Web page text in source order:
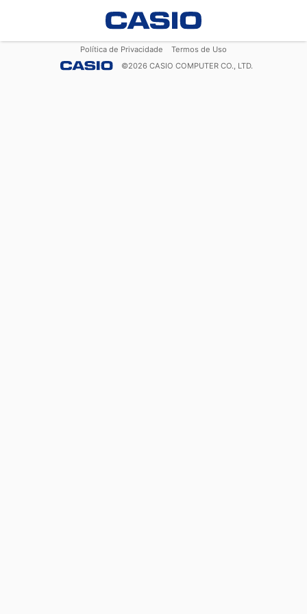
Política de Privacidade
Termos de Uso
©2026 CASIO COMPUTER CO., LTD.